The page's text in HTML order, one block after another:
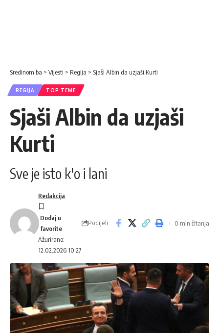
Sredinom.ba > Vijesti > Regija > Sjaši Albin da uzjaši Kurti
REGIJA TOP TEME
Sjaši Albin da uzjaši
Kurti
Sve je isto k'o i lani
Ažurirano:
12.02.2026 10:27
Redakcija
Podijeli 0 min čitanja